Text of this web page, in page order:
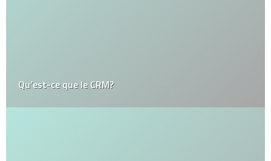
Qu’est-ce que le CRM?